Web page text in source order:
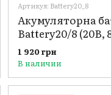
Артикул: Battery20_8
Акумуляторна
Battery20/8 (20В,
8000mAh
1 920 грн
В наличии